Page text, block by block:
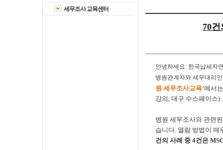
세무조사 교육센터
70
안녕하세요. 한국납세자
병원관계자와 세무대리
원 세무조사교육’에서
강의, 대구 수스페이스)
병원 세무조사와 관련
습니다. 열람 방법이 매
건의 사례 중 4건은